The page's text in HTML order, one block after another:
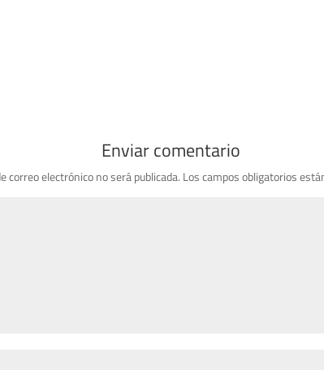
Enviar comentario
correo electrónico no será publicada. Los campos obligatorios